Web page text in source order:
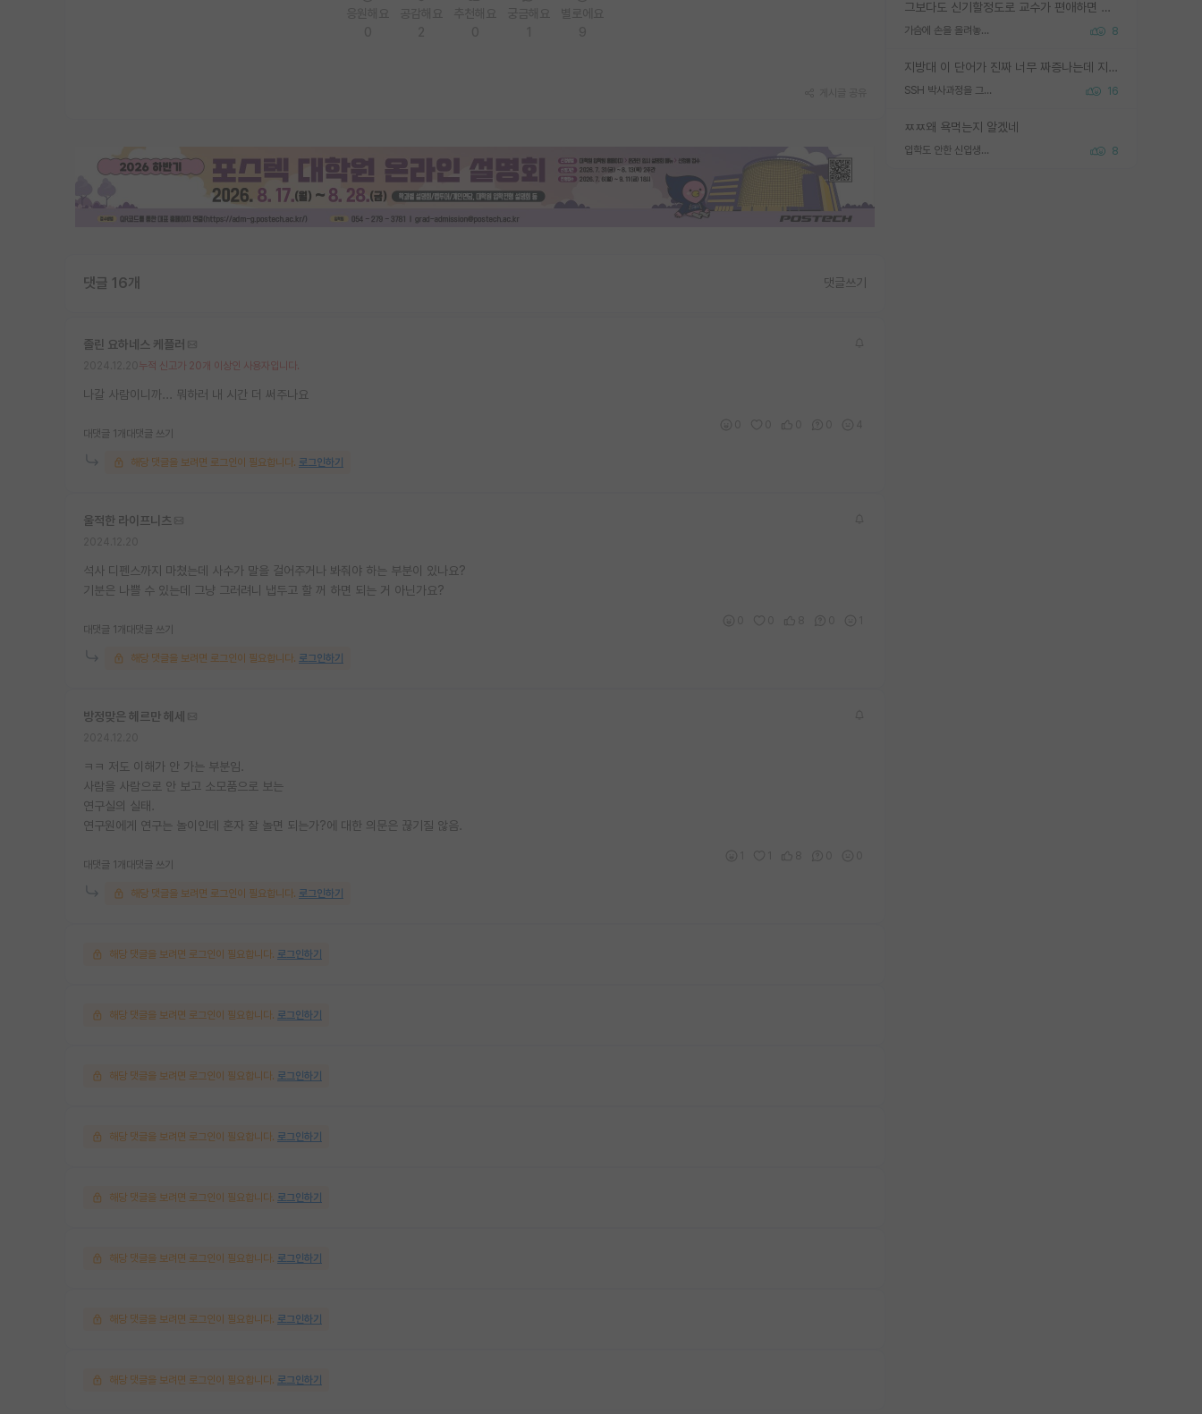
그보다도 신기할정도로 교수가 편애하면 그사람만 논문이 되더라구요 내용이 다른 사람보다 허접해도요
가슴에 손을 올려놓고 싫어하는 사람 불공정하게 리뷰 8
지방대 이 단어가 진짜 너무 짜증나는데 지방대면 다 그냥 쓰레기인가요? 무슨 말 같지도 않은 댓글들이 있는건지??? 지방에도 충분히 좋은 대학 많고 충분히 잘하는 교수님들 많습니다 포항공대 4개 IST 대표 지거국들 여기 모두 다 지방에 있고 여기 출신들 중에 교수하는 분들 적지 않습니다 지거국 출신이 무슨 교수를 하냐?라고 생각할 사람들 많은데 상위 대표 지거국에 아웃라이어들 많습니다 결국 개인의 연구역량과 실적이 중요합니다 이 역량을 펼치는데 있어서 지도교수와의 합도 중요합니다. 그리고 경력이 필요하면 해외포닥까지 다녀오세요
SSH 박사과정을 그만두고 지방대 박사로 옮기면 교수의 꿈은 끝일까요? 16
ㅉㅉ왜 욕먹는지 알겠네
입학도 안한 신입생이 원래 관심을 받나요 8
댓글 16개 댓글쓰기
졸린 요하네스 케플러
누적 신고가 20개 이상인 사용자입니다.
나갈 사람이니까... 뭐하러 내 시간 더 써주나요
대댓글 1개 대댓글 쓰기
해당 댓글을 보려면 로그인이 필요합니다. 로그인하기
울적한 라이프니츠
석사 디펜스까지 마쳤는데 사수가 말을 걸어주거나 봐줘야 하는 부분이 있나요?
기분은 나쁠 수 있는데 그냥 그러려니 냅두고 할 꺼 하면 되는 거 아닌가요?
대댓글 1개 대댓글 쓰기
해당 댓글을 보려면 로그인이 필요합니다. 로그인하기
방정맞은 헤르만 헤세
ㅋㅋ 저도 이해가 안 가는 부분임.
사람을 사람으로 안 보고 소모품으로 보는
연구실의 실태.
연구원에게 연구는 놀이인데 혼자 잘 놀면 되는가?에 대한 의문은 끊기질 않음.
대댓글 1개 대댓글 쓰기
해당 댓글을 보려면 로그인이 필요합니다. 로그인하기
해당 댓글을 보려면 로그인이 필요합니다. 로그인하기
해당 댓글을 보려면 로그인이 필요합니다. 로그인하기
해당 댓글을 보려면 로그인이 필요합니다. 로그인하기
해당 댓글을 보려면 로그인이 필요합니다. 로그인하기
해당 댓글을 보려면 로그인이 필요합니다. 로그인하기
해당 댓글을 보려면 로그인이 필요합니다. 로그인하기
해당 댓글을 보려면 로그인이 필요합니다. 로그인하기
해당 댓글을 보려면 로그인이 필요합니다. 로그인하기